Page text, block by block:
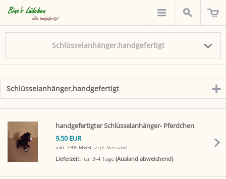
Schlüsselanhänger,handgefertigt
Schlüsselanhänger,handgefertigtclick
to
expand
handgefertigter Schlüsselanhänger- Pferdchen
9,50 EUR
inkl. 19% MwSt. zzgl. Versand
Lieferzeit: ca. 3-4 Tage (Ausland abweichend)